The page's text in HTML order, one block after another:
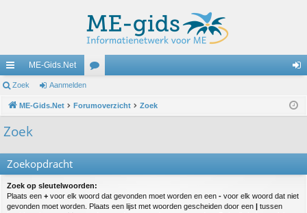
ne
lle
lin
ME-Gids.Net
u m
Zoek Aanmelden
ME-Gids.Net Forumoverzicht Zoek
Zoek
Zoekopdracht
Zoek op sleutelwoorden:
Plaats een + voor elk woord dat gevonden moet worden en een - voor elk woord dat niet
gevonden moet worden. Plaats een lijst met woorden gescheiden door een | tussen